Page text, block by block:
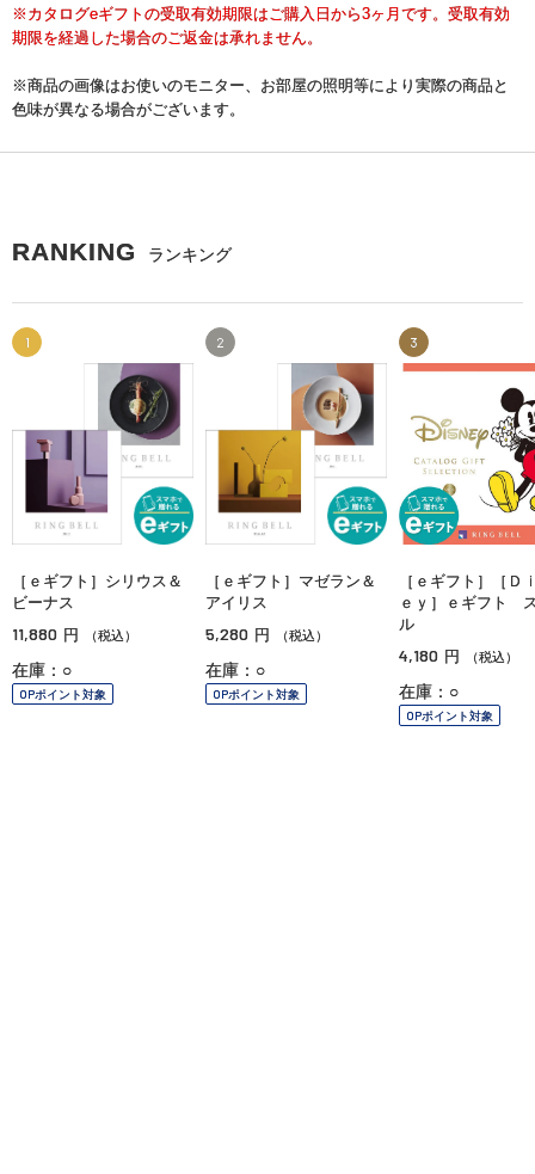
※カタログeギフトの受取有効期限はご購入日から3ヶ月です。受取有効
期限を経過した場合のご返金は承れません。
※商品の画像はお使いのモニター、お部屋の照明等により実際の商品と
色味が異なる場合がございます。
RANKING ランキング
1
［ｅギフト］シリウス＆
ビーナス
11,880 円 （税込）
在庫：○
OPポイント対象
2
［ｅギフト］マゼラン＆
アイリス
5,280 円 （税込）
在庫：○
OPポイント対象
3
［ｅギフト］［Ｄ
ｅｙ］ｅギフト
ル
4,180 円 （税込）
在庫：○
OPポイント対象